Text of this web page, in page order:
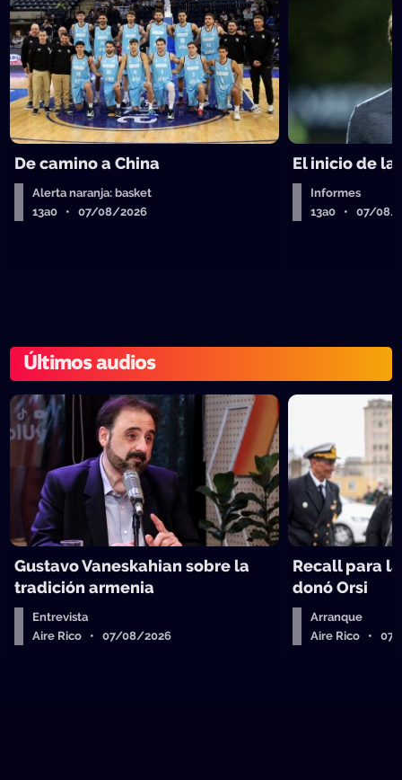
De camino a China
Alerta naranja: basket
13a0 • 07/08/2026
El inicio de la
Informes
13a0 • 07/08/
Últimos audios
Gustavo Vaneskahian sobre la
tradición armenia
Entrevista
Aire Rico • 07/08/2026
Recall para
donó Orsi
Arranque
Aire Rico •